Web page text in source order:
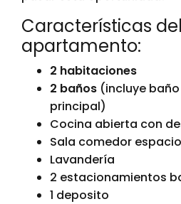
Características del
apartamento:
2 habitaciones
2 baños (incluye
principal)
Cocina abierta con
Sala comedor
Lavandería
2 estacionamientos
1 deposito